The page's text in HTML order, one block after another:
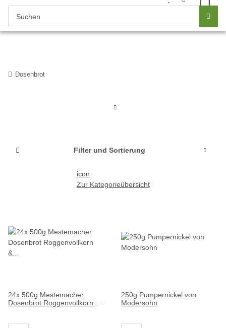
Dosenbrot
Filter und Sortierung
icon
Zur Kategorieübersicht
24x 500g Mestemacher
Dosenbrot Roggenvollkorn &
250g Pumpernickel von
Modersohn